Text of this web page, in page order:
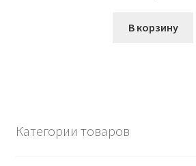
В корзину
Категории товаров